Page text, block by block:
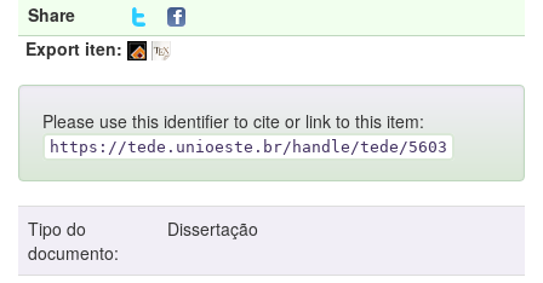
Share
Export iten:
Please use this identifier to cite or link to this item:
https://tede.unioeste.br/handle/tede/5603
Tipo do
documento:
Dissertação